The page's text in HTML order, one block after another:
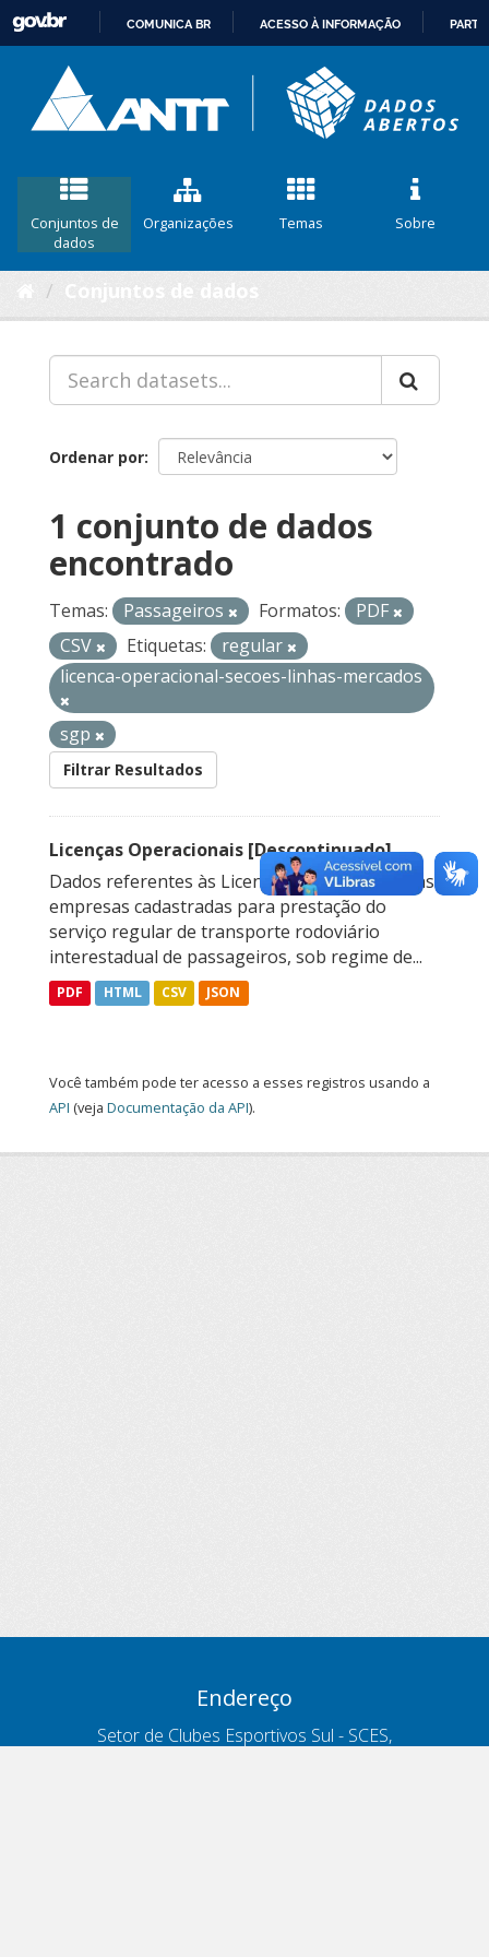
CONTEÚDO
COMUNICA BR ACESSO À INFORMAÇÃO
Conjuntos de
dados
Organizações Temas Sobre
Ordenar por
1 conjunto de dados
encontrado
Temas: Passageiros Formatos:
PDF
CSV
Etiquetas:
regular
licenca-operacional-secoes-linhas-mercados
sgp
Filtrar Resultados
Licenças Operacionais [Descontinuado]
Dados referentes às Licenças Operacionais das
empresas cadastradas para prestação do
serviço regular de transporte rodoviário
interestadual de passageiros, sob regime de...
PDF HTML CSV JSON
Você também pode ter acesso a esses registros usando a
API (veja Documentação da API).
Endereço
Setor de Clubes Esportivos Sul - SCES,